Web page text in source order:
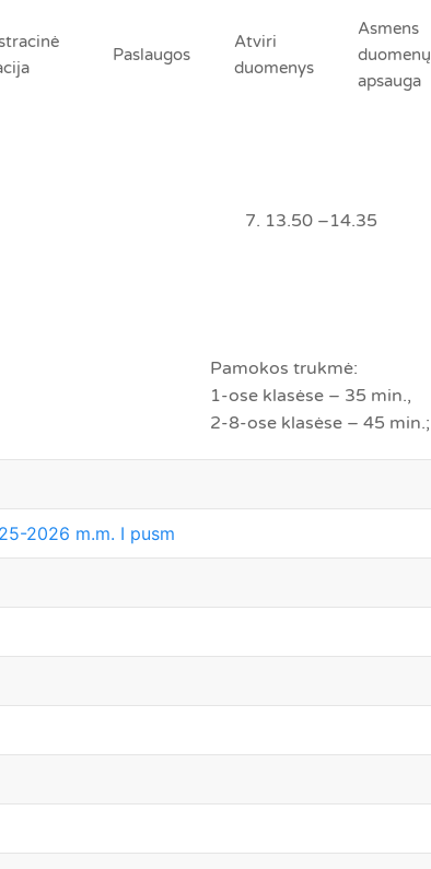
Paslaugos
Atviri
duomenys
Asmens
duomenų
apsauga
13.50 –14.35
Pamokos trukmė:
1-ose klasėse – 35 min.,
2-8-ose klasėse – 45 min.;